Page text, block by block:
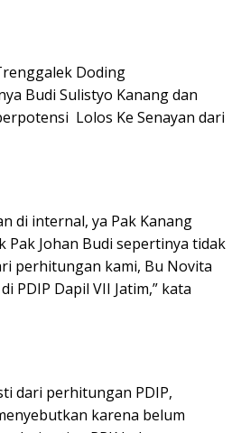
Doding
Budi Sulistyo Kanang dan
Lolos Ke Senayan dari
di internal, ya Pak Kanang
Pak Johan Budi sepertinya tidak
perhitungan kami, Bu Novita
PDIP Dapil VII Jatim,” kata
dari perhitungan PDIP,
karena belum